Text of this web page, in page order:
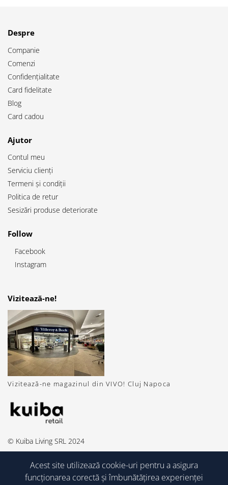
Despre
Companie
Comenzi
Confidențialitate
Card fidelitate
Blog
Card cadou
Ajutor
Contul meu
Serviciu clienți
Termeni și condiții
Politica de retur
Sesizări produse deteriorate
Follow
Facebook
Instagram
Vizitează-ne!
Vizitează-ne magazinul din VIVO! Cluj Napoca
© Kuiba Living SRL 2024
Acest site utilizează cookie-uri pentru a asigura
funcționarea corectă și îmbunătățirea experienței